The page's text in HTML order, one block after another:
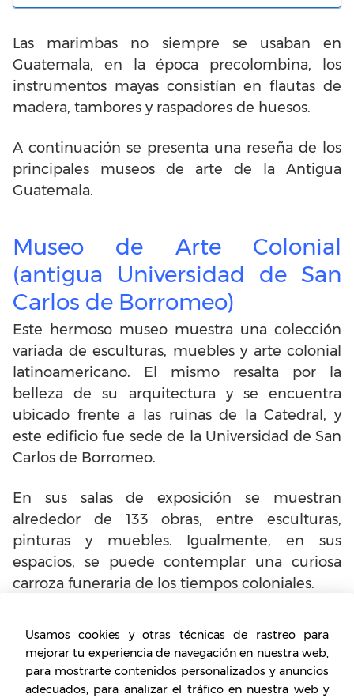
Las marimbas no siempre se usaban en
Guatemala, en la época precolombina, los
instrumentos mayas consistían en flautas de
madera, tambores y raspadores de huesos.
A continuación se presenta una reseña de los
principales museos de arte de la Antigua
Guatemala.
Museo de Arte Colonial
(antigua Universidad de San
Carlos de Borromeo)
Este hermoso museo muestra una colección
variada de esculturas, muebles y arte colonial
latinoamericano. El mismo resalta por la
belleza de su arquitectura y se encuentra
ubicado frente a las ruinas de la Catedral, y
este edificio fue sede de la Universidad de San
Carlos de Borromeo.
En sus salas de exposición se muestran
alrededor de 133 obras, entre esculturas,
pinturas y muebles. Igualmente, en sus
espacios, se puede contemplar una curiosa
carroza funeraria de los tiempos coloniales.
Museo Arte Guatemala (MAG)
Este museo fue establecido por la Fundación
para las Bella Artes y la Cultura (FUNBA),
Usamos cookies y otras técnicas de rastreo para
mejorar tu experiencia de navegación en nuestra web,
para mostrarte contenidos personalizados y anuncios
adecuados, para analizar el tráfico en nuestra web y